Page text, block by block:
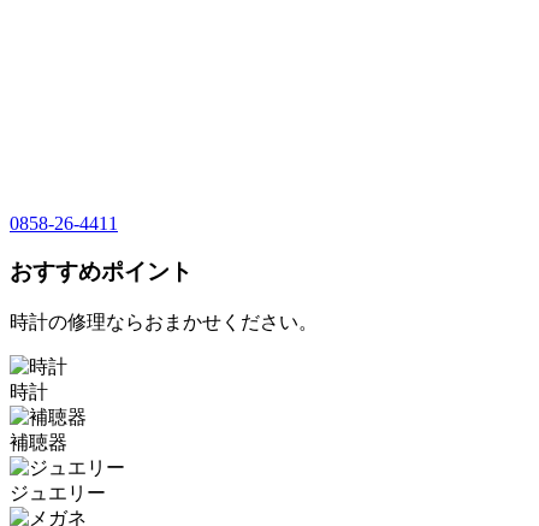
0858-26-4411
おすすめポイント
時計の修理ならおまかせください。
時計
補聴器
ジュエリー